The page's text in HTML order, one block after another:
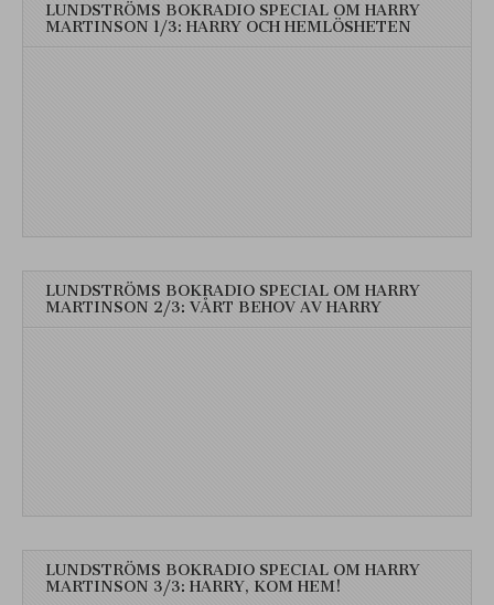
LUNDSTRÖMS BOKRADIO SPECIAL OM HARRY
MARTINSON 1/3: HARRY OCH HEMLÖSHETEN
LUNDSTRÖMS BOKRADIO SPECIAL OM HARRY
MARTINSON 2/3: VÅRT BEHOV AV HARRY
LUNDSTRÖMS BOKRADIO SPECIAL OM HARRY
MARTINSON 3/3: HARRY, KOM HEM!